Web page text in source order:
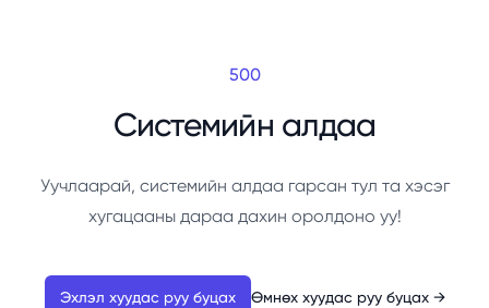
500
Системийн алдаа
Уучлаарай, системийн алдаа гарсан тул та хэсэг
хугацааны дараа дахин оролдоно уу!
Эхлэл хуудас руу буцах Өмнөх хуудас руу буцах →